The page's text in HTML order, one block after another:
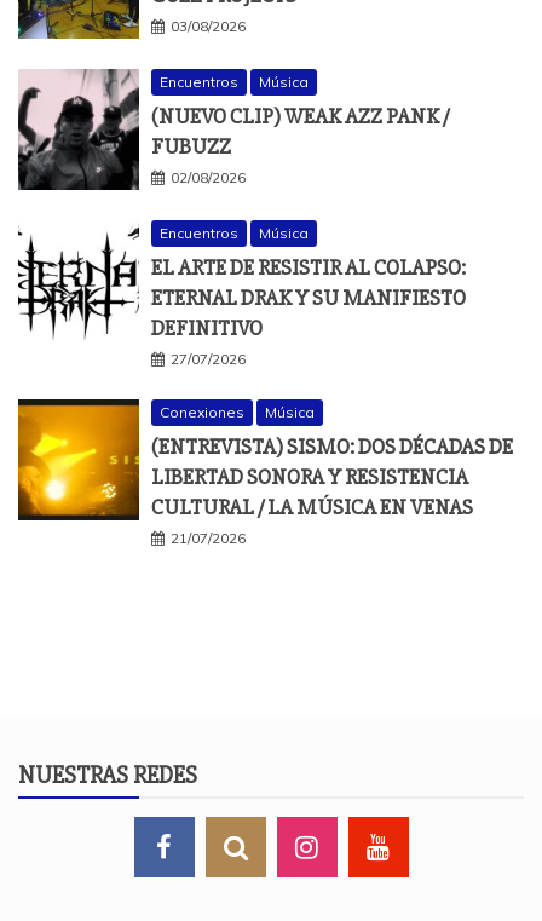
03/08/2026
Encuentros Música
(NUEVO CLIP) WEAK AZZ PANK /
FUBUZZ
02/08/2026
Encuentros Música
EL ARTE DE RESISTIR AL COLAPSO:
ETERNAL DRAK Y SU MANIFIESTO
DEFINITIVO
27/07/2026
Conexiones Música
(ENTREVISTA) SISMO: DOS DÉCADAS DE
LIBERTAD SONORA Y RESISTENCIA
CULTURAL / LA MÚSICA EN VENAS
21/07/2026
NUESTRAS REDES